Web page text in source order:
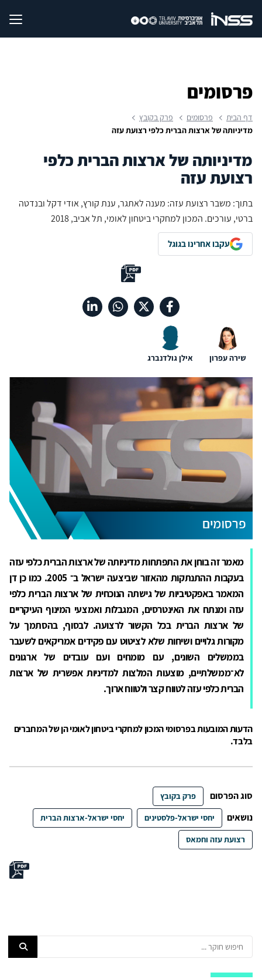
פרסומים
דף הבית פרסומים
פרק בקובץ
מדיניותה של ארצות הברית כלפי רצועת עזה
מדיניותה של ארצות הברית כלפי
רצועת עזה
בתוך: משבר רצועת עזה: מענה לאתגר, ענת קורץ, אודי דקל ובנדטה
ברטי, עורכים. המכון למחקרי ביטחון לאומי, תל אביב, 2018
עקבו אחרינו בגוגל
שירה עפרון אילן גולדנברג
מאמר זה בוחן את התפתחות מדיניותה של ארצות הברית כלפי עזה
בעקבות ההתנתקות מהאזור שביצעה ישראל ב־ 2005. כמו כן דן
המאמר באפקטיביות של גישתה הנוכחית של ארצות הברית כלפי
עזה ומנתח את האינטרסים, המגבלות ואמצעי המינוף העיקריים
של ארצות הברית בכל הקשור לרצועה. לבסוף, בהסתמך על
מקורות גלויים ושיחות שלא לציטוט עם פקידים אמריקאים לשעבר
בממשלים השונים, עם מומחים ועם עובדים של ארגונים
לא־ממשלתיים, מוצעות המלצות למדיניות אפשרית של ארצות
הברית כלפי עזה לטווח קצר ולטווח ארוך.
הדעות המובעות בפרסומי המכון למחקרי ביטחון לאומי הן של המחברים
בלבד.
סוג הפרסום פרק בקובץ
נושאים יחסי ישראל-פלסטינים יחסי ישראל-ארצות הברית
רצועת עזה וחמאס